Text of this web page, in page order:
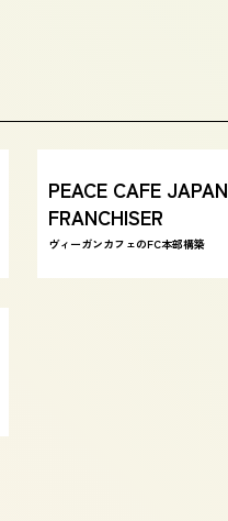
PEACE CAFE JAPAN
FRANCHISER
ヴィーガンカフェのFC本部構築